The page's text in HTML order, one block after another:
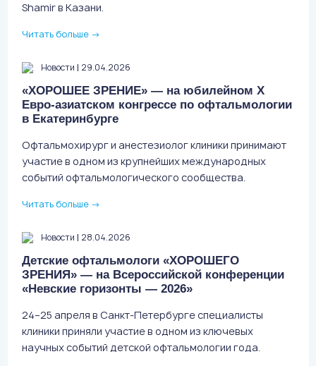
Shamir в Казани.
Читать больше →
Новости | 29.04.2026
«ХОРОШЕЕ ЗРЕНИЕ» — на юбилейном X
Евро-азиатском конгрессе по офтальмологии
в Екатеринбурге
Офтальмохирург и анестезиолог клиники принимают
участие в одном из крупнейших международных
событий офтальмологического сообщества.
Читать больше →
Новости | 28.04.2026
Детские офтальмологи «ХОРОШЕГО
ЗРЕНИЯ» — на Всероссийской конференции
«Невские горизонты — 2026»
24–25 апреля в Санкт-Петербурге специалисты
клиники приняли участие в одном из ключевых
научных событий детской офтальмологии года.